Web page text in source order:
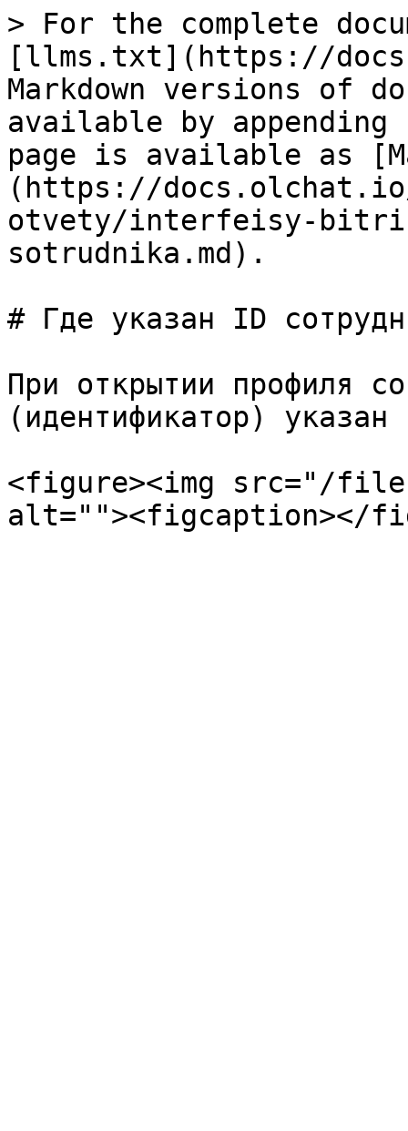
> For the complete
[llms.txt](https://
Markdown versions of
available by
page is available as
(https://
otvety/interfeisy-
sotrudnika.md).
# Где указан ID
При открытии профиля
(идентификатор)
<figure><img src="/